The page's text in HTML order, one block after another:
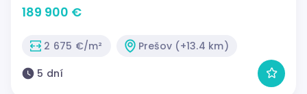
189 900 €
2 675 €/m²
Prešov (+13.4 km)
5 dní